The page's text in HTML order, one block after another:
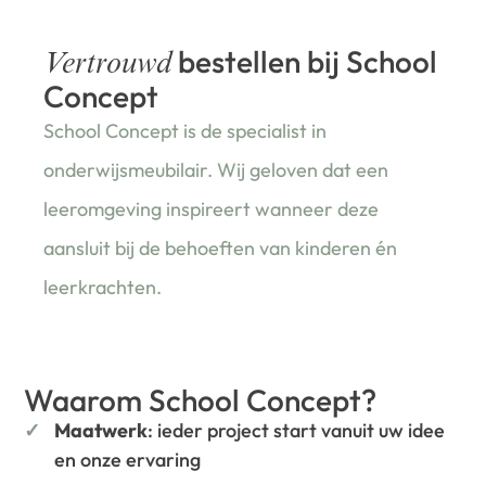
Vertrouwdbestellen bij School
Concept
School Concept is de specialist in
onderwijsmeubilair. Wij geloven dat een
leeromgeving inspireert wanneer deze
aansluit bij de behoeften van kinderen én
leerkrachten.
Waarom School Concept?
Maatwerk: ieder project start vanuit uw idee
en onze ervaring